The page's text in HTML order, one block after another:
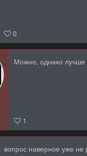
0
Можно, однако лучше
1
вопрос наверное уже не